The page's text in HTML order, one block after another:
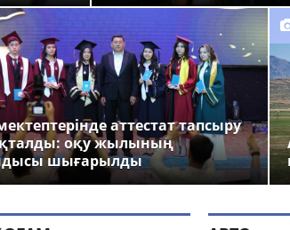
аттестат тапсыру
оқу жылының
шығарылды